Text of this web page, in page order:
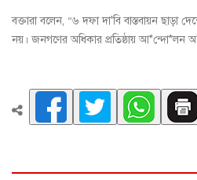
বক্তারা বলেন, “৬ দফা দা'বি বাস্তবায়ন ছাড়া
নয়। জনগণের অধিকার প্রতিষ্ঠায় আ*ন্দো*লন